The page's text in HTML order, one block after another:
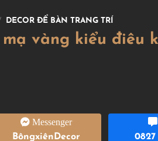
DECOR ĐỂ BÀN TRANG TRÍ
vàng kiểu điêu
Messenger
BôngxiênDecor
0827